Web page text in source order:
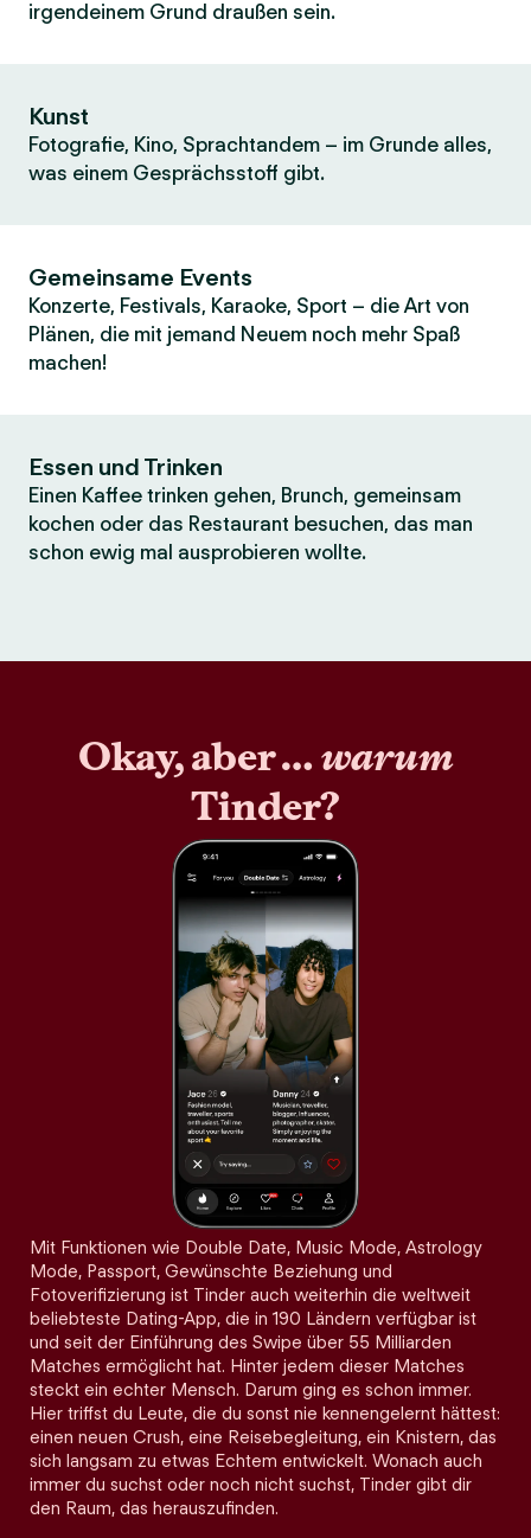
irgendeinem Grund draußen sein.
Kunst
Fotografie, Kino, Sprachtandem – im Grunde alles,
was einem Gesprächsstoff gibt.
Gemeinsame Events
Konzerte, Festivals, Karaoke, Sport – die Art von
Plänen, die mit jemand Neuem noch mehr Spaß
machen!
Essen und Trinken
Einen Kaffee trinken gehen, Brunch, gemeinsam
kochen oder das Restaurant besuchen, das man
schon ewig mal ausprobieren wollte.
Okay, aber …warum
Tinder?
Mit Funktionen wie Double Date, Music Mode, Astrology
Mode, Passport, Gewünschte Beziehung und
Fotoverifizierung ist Tinder auch weiterhin die weltweit
beliebteste Dating-App, die in 190 Ländern verfügbar ist
und seit der Einführung des Swipe über 55 Milliarden
Matches ermöglicht hat. Hinter jedem dieser Matches
steckt ein echter Mensch. Darum ging es schon immer.
Hier triffst du Leute, die du sonst nie kennengelernt hättest:
einen neuen Crush, eine Reisebegleitung, ein Knistern, das
sich langsam zu etwas Echtem entwickelt. Wonach auch
immer du suchst oder noch nicht suchst, Tinder gibt dir
den Raum, das herauszufinden.